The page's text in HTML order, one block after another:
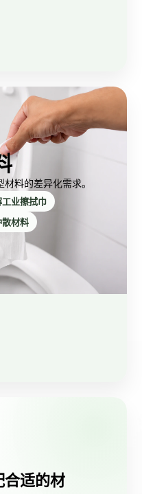
料的差异化需求。
业擦拭巾
散材料
合适的材